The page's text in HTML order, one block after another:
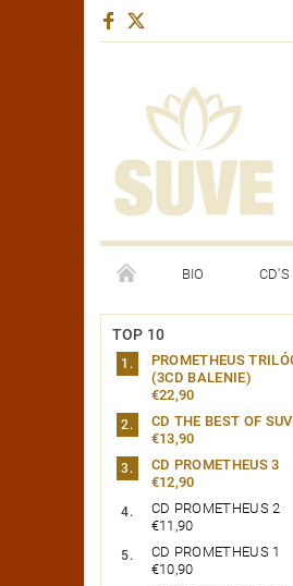
BIO CD'S
YOUTUBE CHANNEL
TOP 10
PROMETHEUS
(3CD BALENIE)
€22,90
CD THE BEST OF
€13,90
CD PROMETHEUS 3
€12,90
CD PROMETHEUS 2
€11,90
CD PROMETHEUS 1
€10,90